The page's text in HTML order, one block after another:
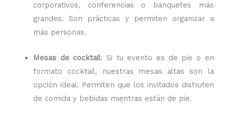
corporativos, conferencias o banquetes más
grandes. Son prácticas y permiten organizar a
más personas.
Mesas de cocktail: Si tu evento es de pie o en
formato cocktail, nuestras mesas altas son la
opción ideal. Permiten que los invitados disfruten
de comida y bebidas mientras están de pie.